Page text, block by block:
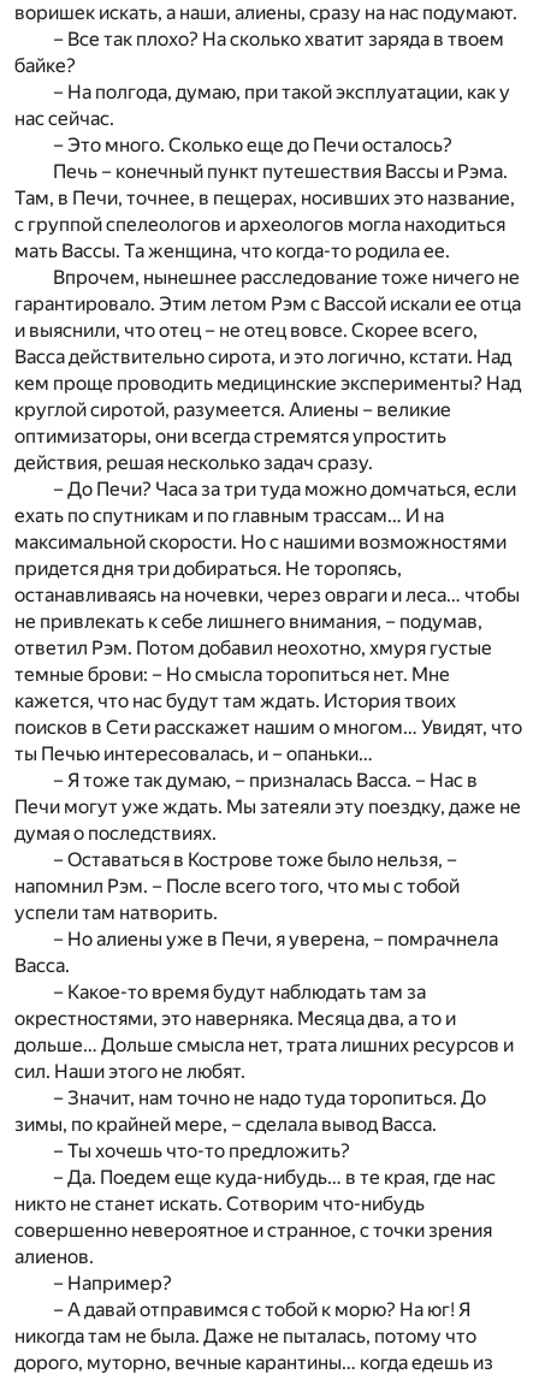
воришек искать, а наши, алиены, сразу на нас подумают.
– Все так плохо? На сколько хватит заряда в твоем
байке?
– На полгода, думаю, при такой эксплуатации, как у
нас сейчас.
– Это много. Сколько еще до Печи осталось?
Печь – конечный пункт путешествия Вассы и Рэма.
Там, в Печи, точнее, в пещерах, носивших это название,
с группой спелеологов и археологов могла находиться
мать Вассы. Та женщина, что когда-то родила ее.
Впрочем, нынешнее расследование тоже ничего не
гарантировало. Этим летом Рэм с Вассой искали ее отца
и выяснили, что отец – не отец вовсе. Скорее всего,
Васса действительно сирота, и это логично, кстати. Над
кем проще проводить медицинские эксперименты? Над
круглой сиротой, разумеется. Алиены – великие
оптимизаторы, они всегда стремятся упростить
действия, решая несколько задач сразу.
– До Печи? Часа за три туда можно домчаться, если
ехать по спутникам и по главным трассам… И на
максимальной скорости. Но с нашими возможностями
придется дня три добираться. Не торопясь,
останавливаясь на ночевки, через овраги и леса… чтобы
не привлекать к себе лишнего внимания, – подумав,
ответил Рэм. Потом добавил неохотно, хмуря густые
темные брови: – Но смысла торопиться нет. Мне
кажется, что нас будут там ждать. История твоих
поисков в Сети расскажет нашим о многом… Увидят, что
ты Печью интересовалась, и – опаньки…
– Я тоже так думаю, – призналась Васса. – Нас в
Печи могут уже ждать. Мы затеяли эту поездку, даже не
думая о последствиях.
– Оставаться в Кострове тоже было нельзя, –
напомнил Рэм. – После всего того, что мы с тобой
успели там натворить.
– Но алиены уже в Печи, я уверена, – помрачнела
Васса.
– Какое-то время будут наблюдать там за
окрестностями, это наверняка. Месяца два, а то и
дольше… Дольше смысла нет, трата лишних ресурсов и
сил. Наши этого не любят.
– Значит, нам точно не надо туда торопиться. До
зимы, по крайней мере, – сделала вывод Васса.
– Ты хочешь что-то предложить?
– Да. Поедем еще куда-нибудь… в те края, где нас
никто не станет искать. Сотворим что-нибудь
совершенно невероятное и странное, с точки зрения
алиенов.
– Например?
– А давай отправимся с тобой к морю? На юг! Я
никогда там не была. Даже не пыталась, потому что
дорого, муторно, вечные карантины… когда едешь из